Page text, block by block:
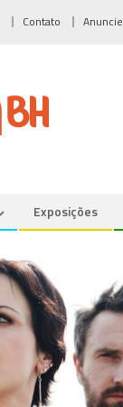
Contato Anuncie
Exposições